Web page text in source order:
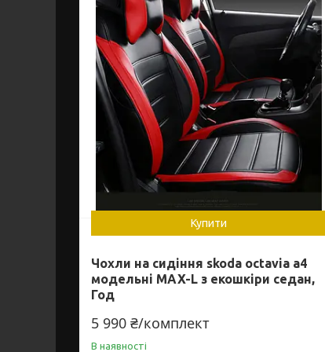
Купити
Чохли на сидіння skoda octavia a4
модельні MAX-L з екошкіри седан,
Год
5 990 ₴/комплект
В наявності